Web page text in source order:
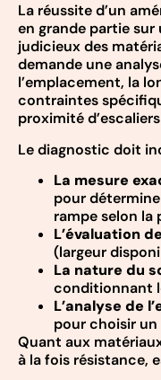
La réussite d’un
en grande partie
judicieux des
demande une
l’emplacement, la
contraintes
proximité
Le diagnostic doit
La mesure
pour
rampe selon la
L’évaluation
(largeur
La nature du
conditionnant
L’analyse de
pour choisir
Quant aux
à la fois résistance,